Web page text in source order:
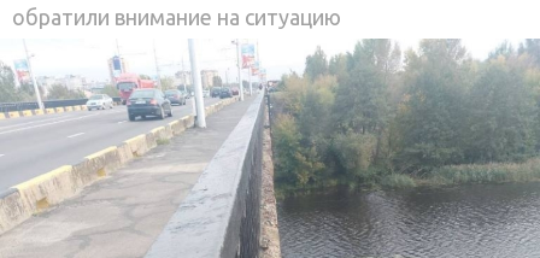
обратили внимание на ситуацию